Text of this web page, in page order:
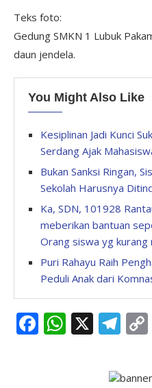
Teks foto:
Gedung SMKN 1 Lubuk
daun jendela.
You Might Also Like
Kesiplinan Jadi Kunci
Serdang Ajak
Bukan Sanksi Ringan,
Sekolah Harusnya
Ka, SDN, 101928
meberikan bantuan
Orang siswa yg kurang
Puri Rahayu Raih
Peduli Anak dari
Facebook
X